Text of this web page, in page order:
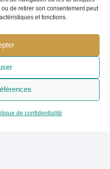
de retirer son consentement peut
et fonctions.
de confidentialité